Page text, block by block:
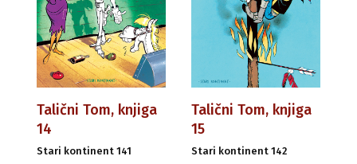
Talični Tom, knjiga
14
Stari kontinent 141
Talični Tom, knjiga
15
Stari kontinent 142